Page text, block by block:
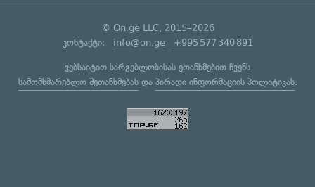
© On.ge LLC, 2015–2026
კონტაქტი: info@on.ge +995 577 340 891
ვებსაიტით სარგებლობისას ეთანხმებით ჩვენს
სამომხმარებლო შეთანხმებასდა პირადი ინფორმაციის პოლიტიკას.